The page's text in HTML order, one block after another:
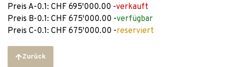
Preis A-0.1: CHF 695'000.00 -verkauft
Preis B-0.1: CHF 675'000.00 -verfügbar
Preis C-0.1: CHF 675'000.00 -reserviert
Zurück